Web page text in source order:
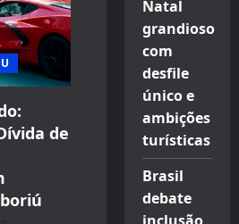
de
Natal
grandioso
com
desfile
único e
ambições
turísticas
Brasil
debate